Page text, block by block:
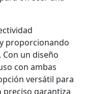
proporcionando
un diseño
con ambas
versátil para
preciso garantiza